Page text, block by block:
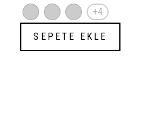
+4
SEPETE EKLE